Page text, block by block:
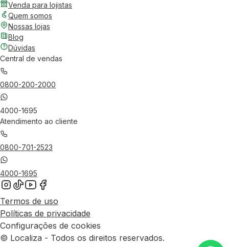
Venda para lojistas
Quem somos
Nossas lojas
Blog
Dúvidas
Central de vendas
0800-200-2000
4000-1695
Atendimento ao cliente
0800-701-2523
4000-1695
Termos de uso
Políticas de privacidade
Configurações de cookies
© Localiza - Todos os direitos reservados.